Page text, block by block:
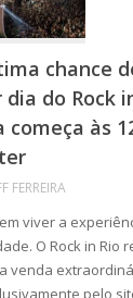
chance
do Rock
às
FERREIRA
viver a
O Rock in Rio
venda
pelo